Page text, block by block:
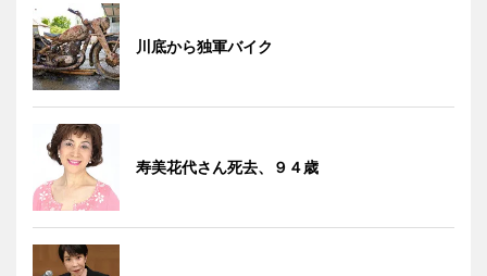
川底から独軍バイク
寿美花代さん死去、９４歳